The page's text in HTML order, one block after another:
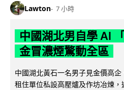
Lawton 7 小時
中國湖北男自學 AI
金冒濃煙驚動全區
中國湖北黃石一名男子見金價高
租住單位私設高壓爐及作坊冶煉